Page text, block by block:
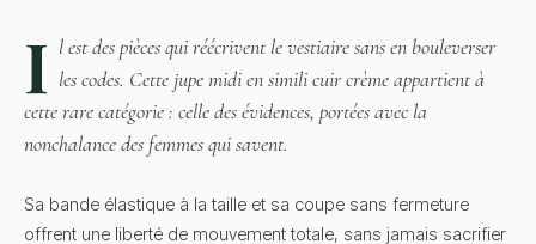
I l est des pièces qui réécrivent le vestiaire sans en bouleverser
les codes. Cette jupe midi en simili cuir crème appartient à
cette rare catégorie : celle des évidences, portées avec la
nonchalance des femmes qui savent.
Sa bande élastique à la taille et sa coupe sans fermeture
offrent une liberté de mouvement totale, sans jamais sacrifier